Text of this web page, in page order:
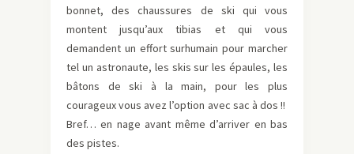
bonnet, des chaussures de ski qui vous
montent jusqu’aux tibias et qui vous
demandent un effort surhumain pour marcher
tel un astronaute, les skis sur les épaules, les
bâtons de ski à la main, pour les plus
courageux vous avez l’option avec sac à dos !!
Bref… en nage avant même d’arriver en bas
des pistes.